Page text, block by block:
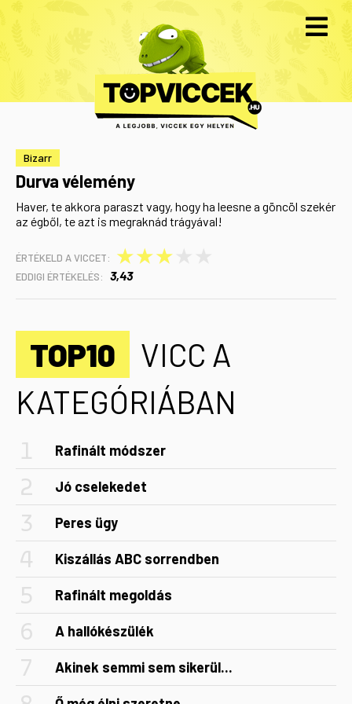
Bizarr
Durva vélemény
Haver, te akkora paraszt vagy, hogy ha leesne a göncöl szekér
az égből, te azt is megraknád trágyával!
ÉRTÉKELD A VICCET: ★
★
★
EDDIGI ÉRTÉKELÉS: 3,43
TOP10
VICC A
KATEGÓRIÁBAN
Rafinált módszer
Jó cselekedet
Peres ügy
Kiszállás ABC sorrendben
Rafinált megoldás
A hallókészülék
Akinek semmi sem sikerül...